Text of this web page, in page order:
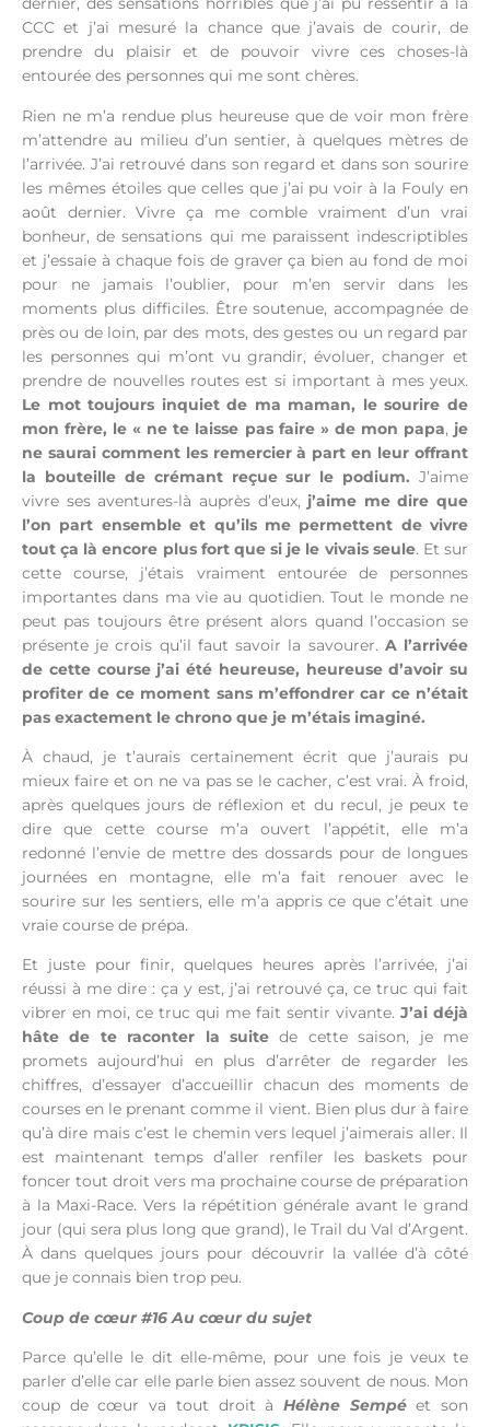
CCC et j’ai mesuré la chance que j’avais de courir, de
prendre du plaisir et de pouvoir vivre ces choses-là
entourée des personnes qui me sont chères.
Rien ne m’a rendue plus heureuse que de voir mon frère
m’attendre au milieu d’un sentier, à quelques mètres de
l’arrivée. J’ai retrouvé dans son regard et dans son sourire
les mêmes étoiles que celles que j’ai pu voir à la Fouly en
août dernier. Vivre ça me comble vraiment d’un vrai
bonheur, de sensations qui me paraissent indescriptibles
et j’essaie à chaque fois de graver ça bien au fond de moi
pour ne jamais l’oublier, pour m’en servir dans les
moments plus difficiles. Être soutenue, accompagnée de
près ou de loin, par des mots, des gestes ou un regard par
les personnes qui m’ont vu grandir, évoluer, changer et
prendre de nouvelles routes est si important à mes yeux.
Le mot toujours inquiet de ma maman, le sourire de
mon frère, le « ne te laisse pas faire » de mon papa, je
ne saurai comment les remercier à part en leur offrant
la bouteille de crémant reçue sur le podium. J’aime
vivre ses aventures-là auprès d’eux, j’aime me dire que
l’on part ensemble et qu’ils me permettent de vivre
tout ça là encore plus fort que si je le vivais seule. Et sur
cette course, j’étais vraiment entourée de personnes
importantes dans ma vie au quotidien. Tout le monde ne
peut pas toujours être présent alors quand l’occasion se
présente je crois qu’il faut savoir la savourer. A l’arrivée
de cette course j’ai été heureuse, heureuse d’avoir su
profiter de ce moment sans m’effondrer car ce n’était
pas exactement le chrono que je m’étais imaginé.
À chaud, je t’aurais certainement écrit que j’aurais pu
mieux faire et on ne va pas se le cacher, c’est vrai. À froid,
après quelques jours de réflexion et du recul, je peux te
dire que cette course m’a ouvert l’appétit, elle m’a
redonné l’envie de mettre des dossards pour de longues
journées en montagne, elle m’a fait renouer avec le
sourire sur les sentiers, elle m’a appris ce que c’était une
vraie course de prépa.
Et juste pour finir, quelques heures après l’arrivée, j’ai
réussi à me dire : ça y est, j’ai retrouvé ça, ce truc qui fait
vibrer en moi, ce truc qui me fait sentir vivante. J’ai déjà
hâte de te raconter la suite de cette saison, je me
promets aujourd’hui en plus d’arrêter de regarder les
chiffres, d’essayer d’accueillir chacun des moments de
courses en le prenant comme il vient. Bien plus dur à faire
qu’à dire mais c’est le chemin vers lequel j’aimerais aller. Il
est maintenant temps d’aller renfiler les baskets pour
foncer tout droit vers ma prochaine course de préparation
à la Maxi-Race. Vers la répétition générale avant le grand
jour (qui sera plus long que grand), le Trail du Val d’Argent.
À dans quelques jours pour découvrir la vallée d’à côté
que je connais bien trop peu.
Coup de cœur #16 Au cœur du sujet
Parce qu’elle le dit elle-même, pour une fois je veux te
parler d’elle car elle parle bien assez souvent de nous. Mon
coup de cœur va tout droit à Hélène Sempéet son